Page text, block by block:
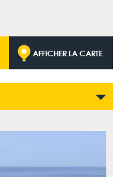
AFFICHER LA CARTE